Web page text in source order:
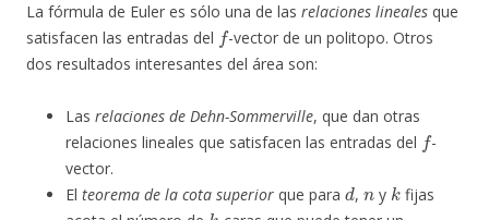
La fórmula de Euler es sólo una de las relaciones lineales que
satisfacen las entradas del
f
-vector de un politopo. Otros
dos resultados interesantes del área son:
Las relaciones de Dehn-Sommerville, que dan otras
relaciones lineales que satisfacen las entradas del
-
vector.
El teorema de la cota superior que para
d
, y
k
fijas
k